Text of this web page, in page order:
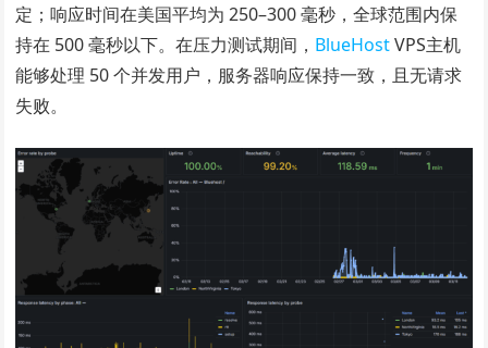
定；响应时间在美国平均为 250–300 毫秒，全球范围内保
持在 500 毫秒以下。在压力测试期间， BlueHostVPS主机
能够处理 50 个并发用户，服务器响应保持一致，且无请求
失败。